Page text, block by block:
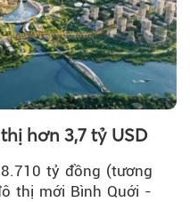
hơn 3,7 tỷ USD
tỷ đồng (tương
thị mới Bình Quới -